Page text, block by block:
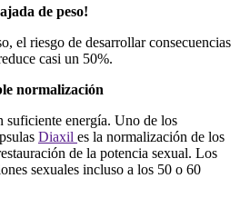
de peso!
el riesgo de desarrollar consecuencias
casi un 50%.
normalización
suficiente energía. Uno de los
Diaxil es la normalización de los
de la potencia sexual. Los
sexuales incluso a los 50 o 60